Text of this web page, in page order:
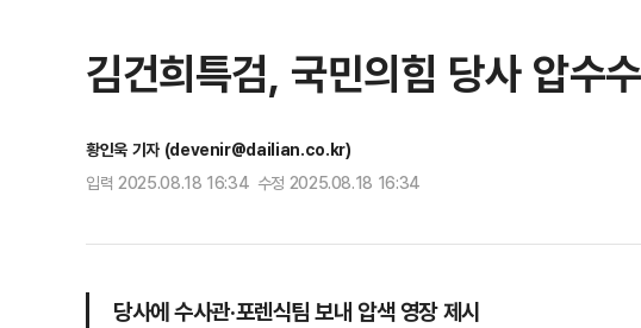
김건희특검, 국민의힘 당사 압수
황인욱 기자 (devenir@dailian.co.kr)
입력 2025.08.18 16:34 수정 2025.08.18 16:34
당사에 수사관·포렌식팀 보내 압색 영장 제시